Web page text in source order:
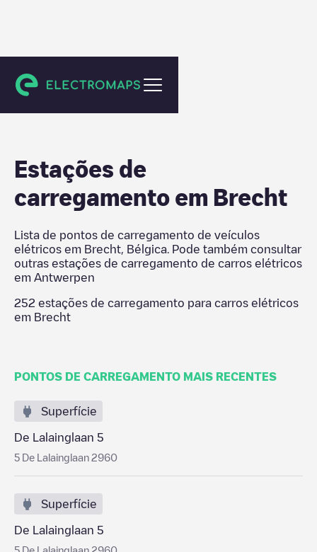
Antwerpen
Estações de
carregamento em Brecht
Lista de pontos de carregamento de veículos
elétricos em Brecht Bélgica . Pode também consultar
outras estações de carregamento de carros elétricos
em Antwerpen
252 estações de carregamento para carros elétricos
em Brecht
PONTOS DE CARREGAMENTO MAIS RECENTES
Superfície
De Lalainglaan 5
5 De Lalainglaan 2960
Superfície
De Lalainglaan 5
5 De Lalainglaan 2960